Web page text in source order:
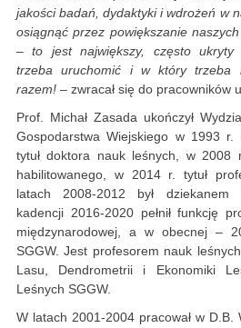
jakości badań, dydaktyki i wdrożeń w
osiągnąć przez powiększanie
– to jest największy, często ukryty
trzeba uruchomić i w który trzeba
razem! – zwracał się do pracowników
Prof. Michał Zasada ukończył
Gospodarstwa Wiejskiego w 1993 r.
tytuł doktora nauk leśnych, w 2008
habilitowanego, w 2014 r. tytuł
latach 2008-2012 był dziekanem
kadencji 2016-2020 pełnił funkcję
międzynarodowej, a w obecnej –
SGGW. Jest profesorem nauk
Lasu, Dendrometrii i Ekonomiki
Leśnych SGGW.
W latach 2001-2004 pracował w